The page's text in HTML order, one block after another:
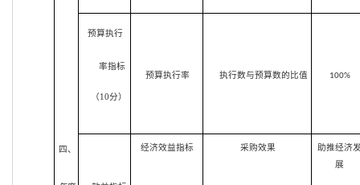
四、
预算执行
率指标
（10分）
预算执行率 执行数与预算数的比值 100%
经济效益指标 采购效果
助推经济
展